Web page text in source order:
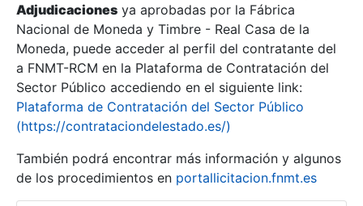
Mostrar/Ocultar
Adjudicaciones ya aprobadas por la Fábrica
Nacional de Moneda y Timbre - Real Casa de la
Moneda, puede acceder al perfil del contratante del
a FNMT-RCM en la Plataforma de Contratación del
Sector Público accediendo en el siguiente link:
Plataforma de Contratación del Sector Público
(https://contrataciondelestado.es/)
También podrá encontrar más información y algunos
de los procedimientos en portallicitacion.fnmt.es